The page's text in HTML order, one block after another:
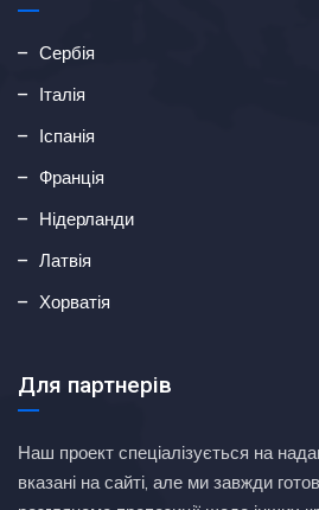
Сербія
Італія
Іспанія
Франція
Нідерланди
Латвія
Хорватія
Для партнерів
Наш проект спеціалізується на
вказані на сайті, але ми завжди